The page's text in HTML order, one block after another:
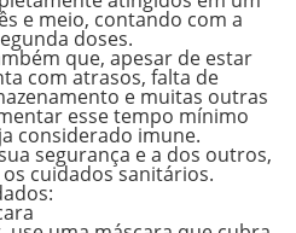
e meio, contando com a
doses.
que, apesar de estar
com atrasos, falta de
e muitas outras
esse tempo mínimo
considerado imune.
segurança e a dos outros,
cuidados sanitários.